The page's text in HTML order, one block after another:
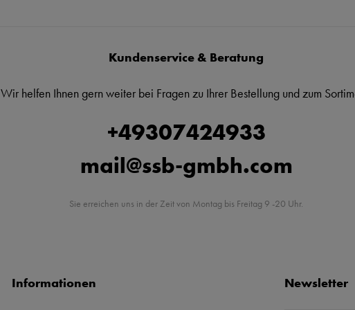
Kundenservice & Beratung
Wir helfen Ihnen gern weiter bei Fragen zu Ihrer Bestellung und zum
+49307424933
mail@ssb-gmbh.com
Sie erreichen uns in der Zeit von Montag bis Freitag 9 -20 Uhr.
Informationen Newsletter